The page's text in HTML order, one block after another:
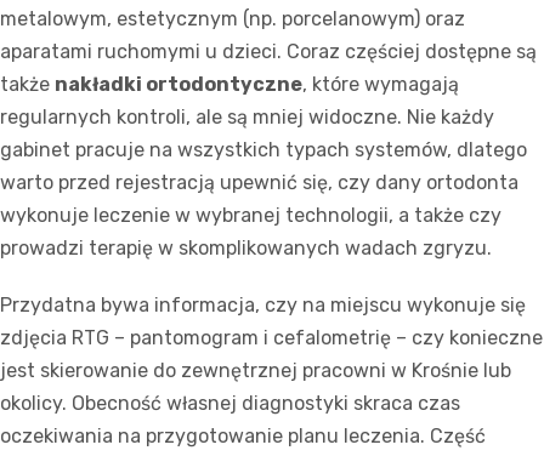
metalowym, estetycznym (np. porcelanowym) oraz
aparatami ruchomymi u dzieci. Coraz częściej dostępne są
także nakładki ortodontyczne, które wymagają
regularnych kontroli, ale są mniej widoczne. Nie każdy
gabinet pracuje na wszystkich typach systemów, dlatego
warto przed rejestracją upewnić się, czy dany ortodonta
wykonuje leczenie w wybranej technologii, a także czy
prowadzi terapię w skomplikowanych wadach zgryzu.
Przydatna bywa informacja, czy na miejscu wykonuje się
zdjęcia RTG – pantomogram i cefalometrię – czy konieczne
jest skierowanie do zewnętrznej pracowni w Krośnie lub
okolicy. Obecność własnej diagnostyki skraca czas
oczekiwania na przygotowanie planu leczenia. Część